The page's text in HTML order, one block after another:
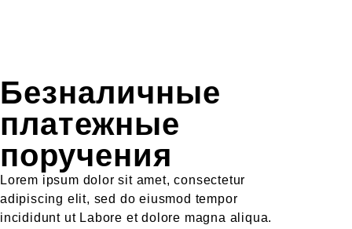
Безналичные
платежные
поручения
Lorem ipsum dolor sit amet, consectetur
adipiscing elit, sed do eiusmod tempor
incididunt ut Labore et dolore magna aliqua.